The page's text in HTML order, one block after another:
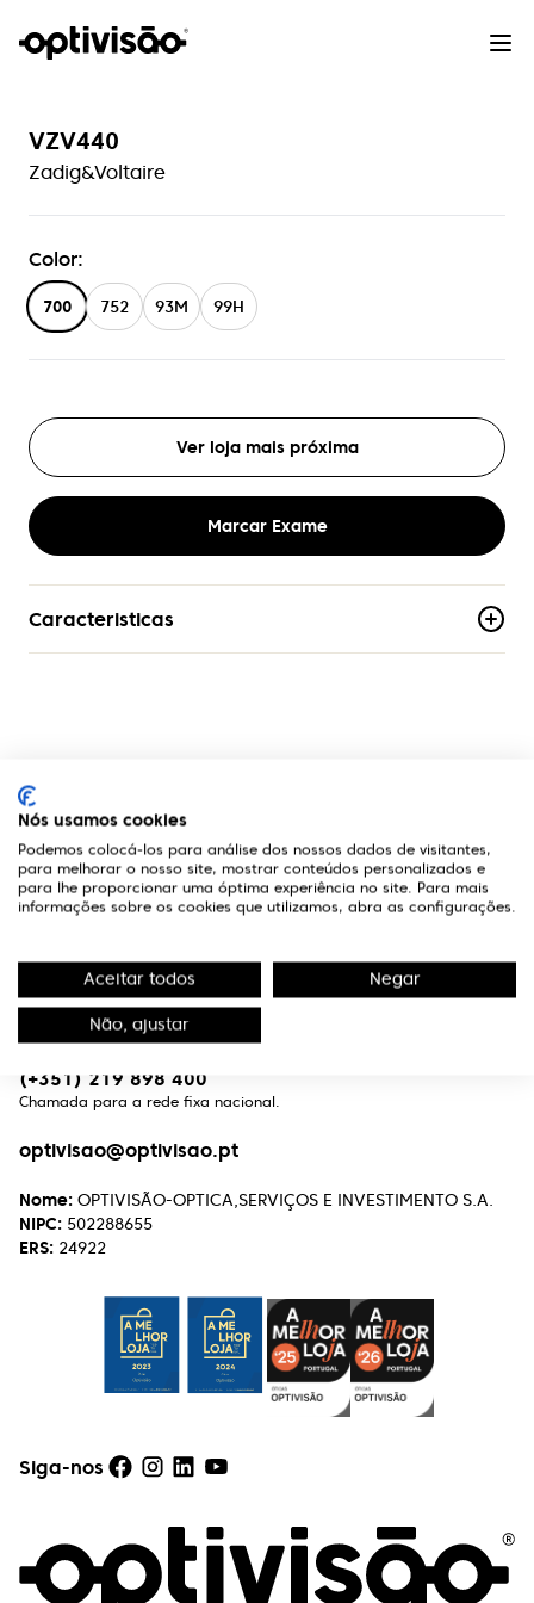
VZV440
Zadig&Voltaire
Color:
700 752 93M 99H
Ver loja mais próxima
Marcar Exame
Caracteristicas
Formato
Borboleta
Genero
A Optivisão
Links Úteis
Edifício Premium
R. Miguel Serrano, nº 9 - 3º Miraflores,
1495-173 Algés
(+351) 219 898 400
Chamada para a rede fixa nacional.
optivisao@optivisao.pt
Nome: OPTIVISÃO-OPTICA,SERVIÇOS E INVESTIMENTO S.A.
NIPC: 502288655
ERS: 24922
Siga-nos
Nós usamos cookies
Podemos colocá-los para análise dos nossos dados de visitantes,
para melhorar o nosso site, mostrar conteúdos personalizados e
para lhe proporcionar uma óptima experiência no site. Para mais
informações sobre os cookies que utilizamos, abra as configurações.
Aceitar todos Negar
Não, ajustar